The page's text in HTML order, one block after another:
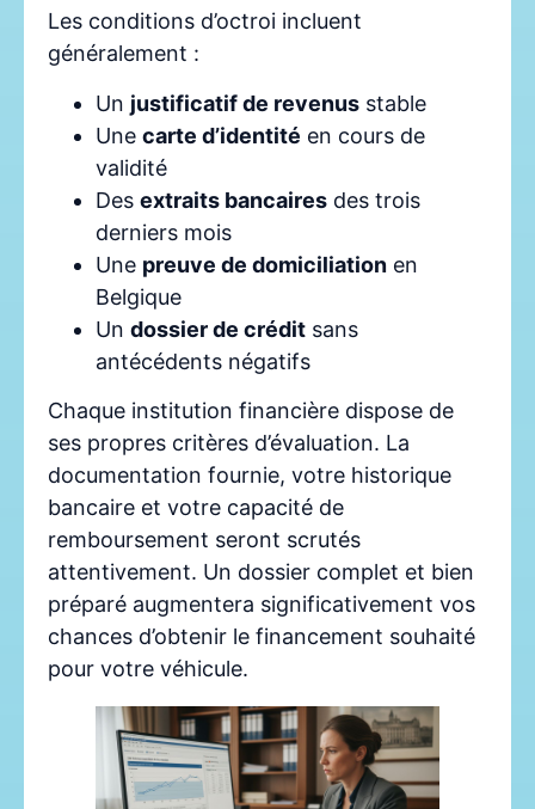
Les conditions d’octroi incluent
généralement :
Un justificatif de revenus stable
Une carte d’identité en cours de
validité
Des extraits bancaires des trois
derniers mois
Une preuve de domiciliation en
Belgique
Un dossier de crédit sans
antécédents négatifs
Chaque institution financière dispose de
ses propres critères d’évaluation. La
documentation fournie, votre historique
bancaire et votre capacité de
remboursement seront scrutés
attentivement. Un dossier complet et bien
préparé augmentera significativement vos
chances d’obtenir le financement souhaité
pour votre véhicule.